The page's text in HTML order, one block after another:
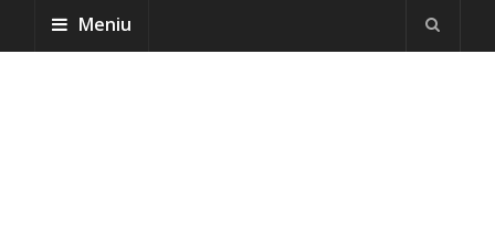
Meniu